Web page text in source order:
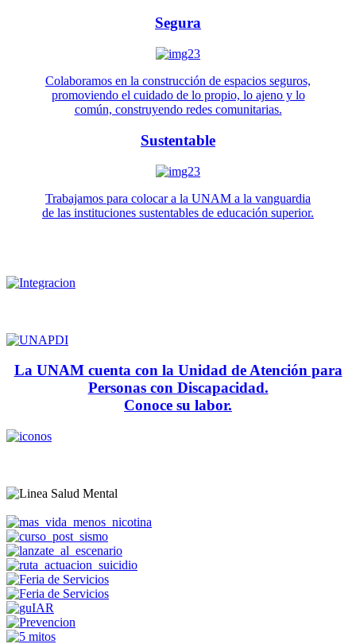
Segura
Colaboramos en la construcción de espacios seguros,
promoviendo el cuidado de lo propio, lo ajeno y lo
común, construyendo redes comunitarias.
Sustentable
Trabajamos para colocar a la UNAM a la vanguardia
de las instituciones sustentables de educación superior.
La UNAM cuenta con la Unidad de Atención para
Personas con Discapacidad.
Conoce su labor.